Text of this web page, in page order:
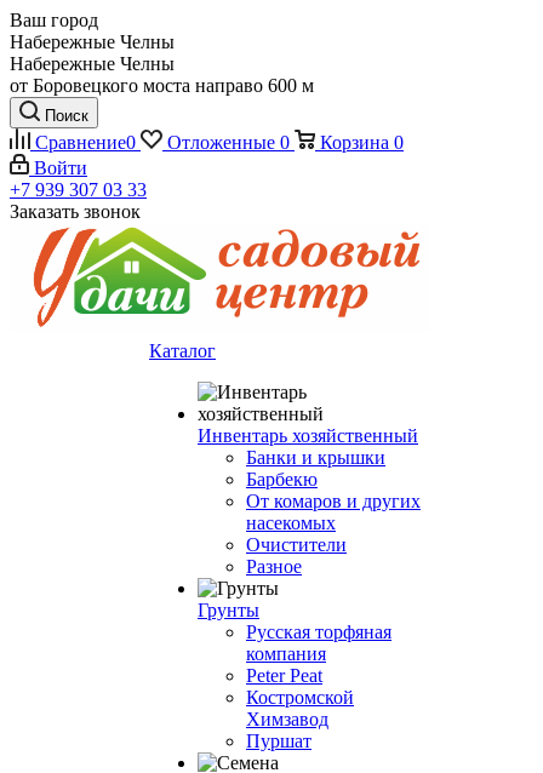
Ваш город
Набережные Челны
Набережные Челны
от Боровецкого моста направо 600 м
Поиск
Сравнение0 Отложенные 0 Корзина 0
Войти
+7 939 307 03 33
Заказать звонок
Каталог
Инвентарь хозяйственный
Банки и крышки
Барбекю
От комаров и других
насекомых
Очистители
Разное
Грунты
Русская торфяная
компания
Peter Peat
Костромской
Химзавод
Пуршат